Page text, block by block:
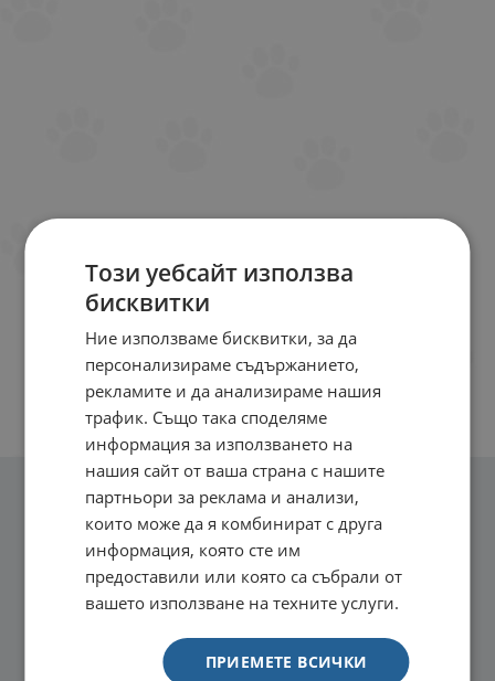
Този уебсайт използва
бисквитки
Ние използваме бисквитки, за да
персонализираме съдържанието,
рекламите и да анализираме нашия
трафик. Също така споделяме
информация за използването на
нашия сайт от ваша страна с нашите
партньори за реклама и анализи,
които може да я комбинират с друга
информация, която сте им
предоставили или която са събрали от
вашето използване на техните услуги.
ПРИЕМЕТЕ ВСИЧКИ